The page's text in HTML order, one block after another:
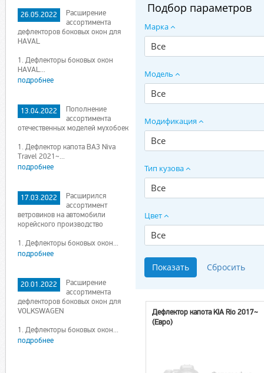
26.05.2022
Расширение
ассортимента
дефлекторов боковых окон для
HAVAL
1. Дефлекторы боковых окон
HAVAL...
подробнее
13.04.2022
Пополнение
ассортимента
отечественных моделей мухобоек
1. Дефлектор капота ВАЗ Niva
Travel 2021~...
подробнее
17.03.2022
Расширился
ассортимент
ветровиков на автомобили
корейского производство
1. Дефлекторы боковых окон...
подробнее
20.01.2022
Расширение
ассортимента
дефлекторов боковых окон для
VOLKSWAGEN
1. Дефлекторы боковых окон...
подробнее
Подбор параметров
Марка
Все
Модель
Все
Модификация
Все
Тип кузова
Все
Цвет
Все
Дефлектор капота KIA Rio 2017~
(Евро)